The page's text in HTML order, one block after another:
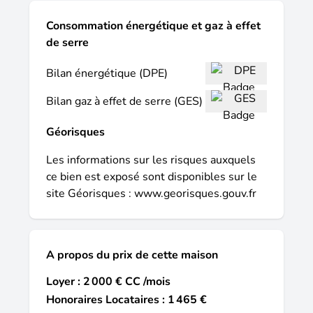
Consommation énergétique et gaz à effet
de serre
Bilan énergétique (DPE)
Bilan gaz à effet de serre (GES)
Géorisques
Les informations sur les risques auxquels
ce bien est exposé sont disponibles sur le
site Géorisques : www.georisques.gouv.fr
A propos du prix de cette maison
Loyer : 2 000 € CC /mois
Honoraires Locataires : 1 465 €